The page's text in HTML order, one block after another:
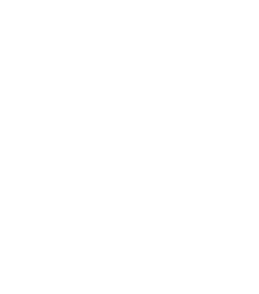
COVID-19: Sant Just Desvern es posa en alerta amb el